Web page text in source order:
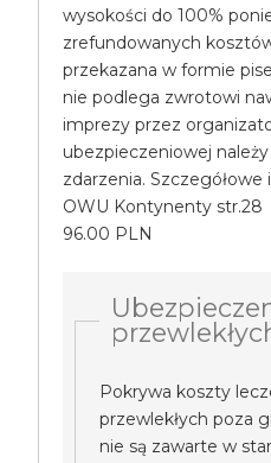
wysokości do 100%
zrefundowanych
przekazana w formie
nie podlega zwrotowi
imprezy przez
ubezpieczeniowej
zdarzenia.
OWU Kontynenty str.28
96.00 PLN
Pokrywa koszty
przewlekłych poza
nie są zawarte w